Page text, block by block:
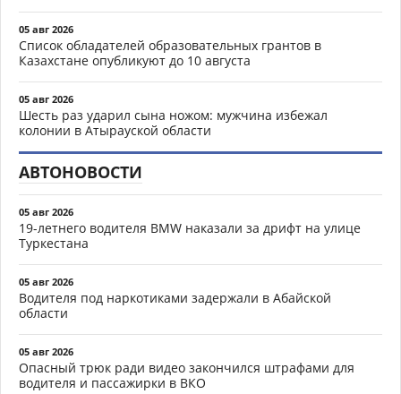
05 авг 2026
Список обладателей образовательных грантов в
Казахстане опубликуют до 10 августа
05 авг 2026
Шесть раз ударил сына ножом: мужчина избежал
колонии в Атырауской области
АВТОНОВОСТИ
05 авг 2026
19-летнего водителя BMW наказали за дрифт на улице
Туркестана
05 авг 2026
Водителя под наркотиками задержали в Абайской
области
05 авг 2026
Опасный трюк ради видео закончился штрафами для
водителя и пассажирки в ВКО